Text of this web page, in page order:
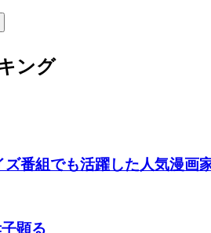
ング
ズ番組でも活躍した人気漫画
顕る